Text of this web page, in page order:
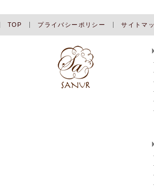
TOP プライバシーポリシー サイトマ